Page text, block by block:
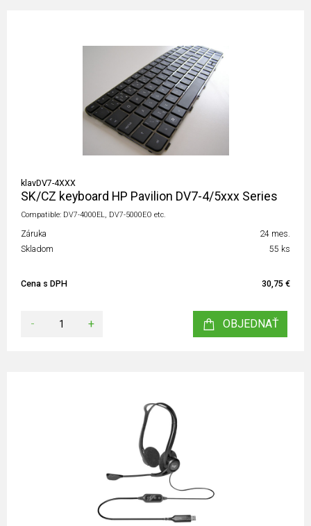
klavDV7-4XXX
SK/CZ keyboard HP Pavilion DV7-4/5xxx Series
Compatible: DV7-4000EL, DV7-5000EO etc.
Záruka
24 mes.
Skladom
55 ks
Cena s DPH 30,75 €
- + OBJEDNAŤ